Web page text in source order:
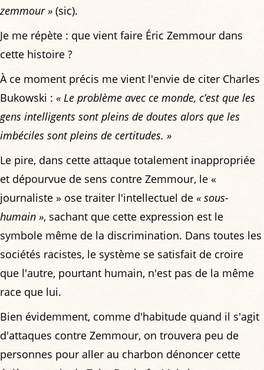
zemmour » (sic).
Je me répète : que vient faire Éric Zemmour dans
cette histoire ?
À ce moment précis me vient l'envie de citer Charles
Bukowski : « Le problème avec ce monde, c’est que les
gens intelligents sont pleins de doutes alors que les
imbéciles sont pleins de certitudes. »
Le pire, dans cette attaque totalement inappropriée
et dépourvue de sens contre Zemmour, le «
journaliste » ose traiter l'intellectuel de « sous-
humain », sachant que cette expression est le
symbole même de la discrimination. Dans toutes les
sociétés racistes, le système se satisfait de croire
que l'autre, pourtant humain, n'est pas de la même
race que lui.
Bien évidemment, comme d'habitude quand il s'agit
d'attaques contre Zemmour, on trouvera peu de
personnes pour aller au charbon dénoncer cette